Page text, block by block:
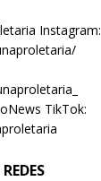
Instagram:
TikTok: